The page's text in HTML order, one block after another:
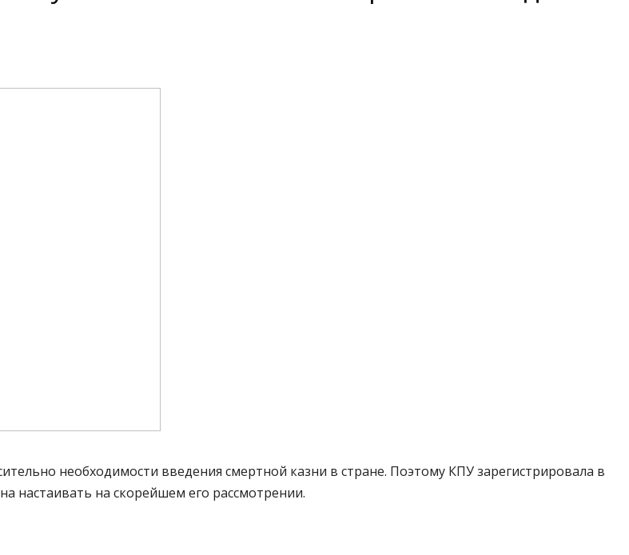
необходимости введения смертной казни в стране. Поэтому КПУ зарегистрировала в
настаивать на скорейшем его рассмотрении.